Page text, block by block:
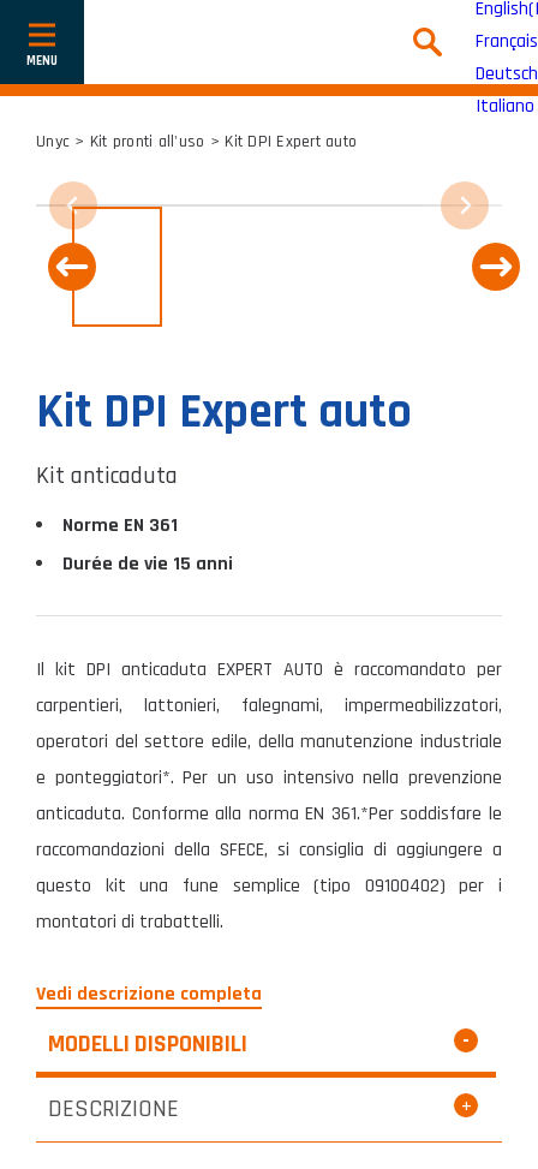
Mostra
o
English(
Français
Deutsch
Italiano
Unyc > Kit pronti all'uso > Kit DPI Expert auto
Kit DPI Expert auto
Kit anticaduta
Norme EN 361
Durée de vie 15 anni
Il kit DPI anticaduta EXPERT AUTO è raccomandato per
carpentieri, lattonieri, falegnami, impermeabilizzatori,
operatori del settore edile, della manutenzione industriale
e ponteggiatori*. Per un uso intensivo nella prevenzione
anticaduta. Conforme alla norma EN 361.*Per soddisfare le
raccomandazioni della SFECE, si consiglia di aggiungere a
questo kit una fune semplice (tipo 09100402) per i
montatori di trabattelli.
Vedi descrizione completa
MODELLI DISPONIBILI
DESCRIZIONE